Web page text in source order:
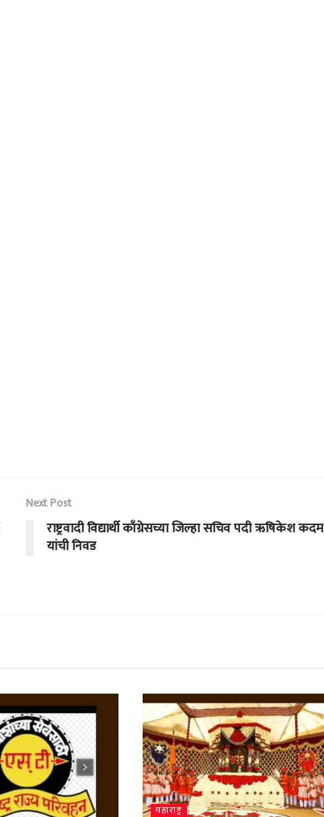
Next Post
राष्ट्रवादी विद्यार्थी काँग्रेसच्या जिल्हा सचिव पदी ऋषिकेश कदम
यांची निवड
महाराष्ट्र